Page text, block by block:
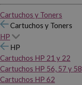
Cartuchos y Toners
Cartuchos y Toners
HP
HP
Cartuchos HP 21 y 22
Cartuchos HP 56, 57 y 58
Cartuchos HP 62